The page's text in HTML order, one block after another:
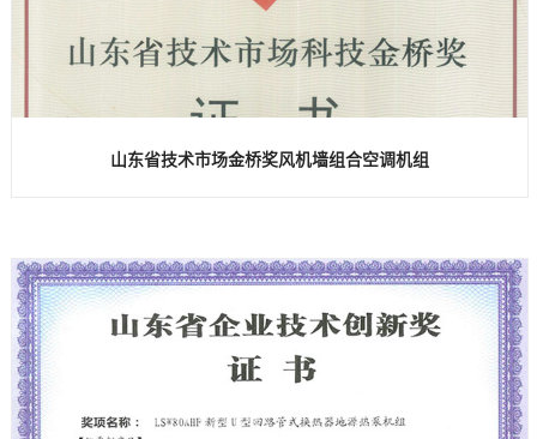
山东省技术市场金桥奖风机墙组合空调机组